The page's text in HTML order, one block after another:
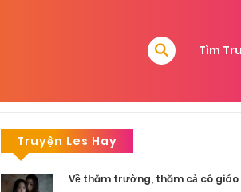
Tìm
Truyện Les Hay
Về thăm trường, thăm cả cô giáo